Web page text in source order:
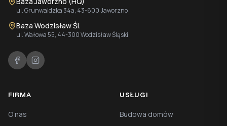
ul. Grunwaldzka 34a, 43-600 Jaworzno
Baza Wodzisław Śl.
ul. Wałowa 55, 44-300 Wodzisław Śląski
FIRMA
O nas
USŁUGI
Budowa domów